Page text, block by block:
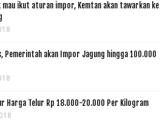
ikut aturan impor, Kemtan akan tawarkan ke
Pemerintah akan Impor Jagung hingga 100.000
Harga Telur Rp 18.000-20.000 Per Kilogram